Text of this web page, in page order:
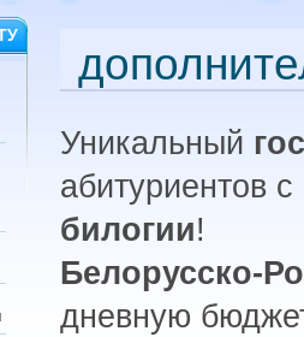
Уникальный
абитуриентов
билогии!
Белорусско-
дневную